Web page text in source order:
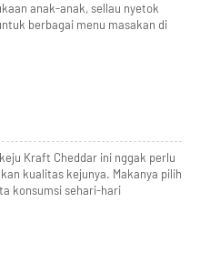
anak-anak, sellau nyetok
berbagai menu masakan di
Kraft Cheddar ini nggak perlu
kualitas kejunya. Makanya pilih
konsumsi sehari-hari